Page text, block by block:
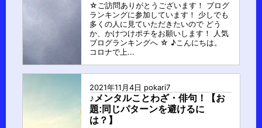
☆ご訪問ありがとうございます！ ブログ
ランキングに参加しています！ 少しでも
多くの人に見ていただきたいので どう
か、かけつけポチをお願いします！ 人気
ブログランキングへ ☆ ♪こんにちは。
コロナで上...
2021年11月4日 pokari7
♪メンタルことわざ・俳句！【お
題:同じパターンを避けるに
は？】